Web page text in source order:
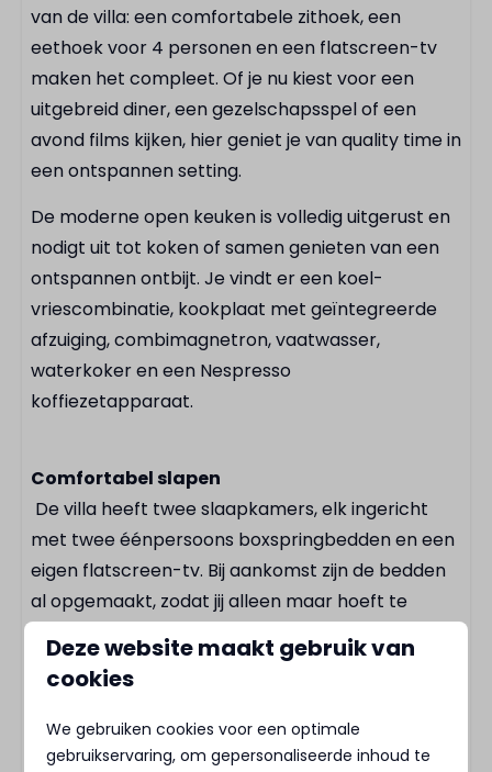
Buiten
Parasol
Buitenterras
Faciliteiten
Speeltuin
Restaurant
Fietsverhuur
E-chopper verhuur
van de villa: een comfortabele zithoek, een
eethoek voor 4 personen en een flatscreen-tv
maken het compleet. Of je nu kiest voor een
uitgebreid diner, een gezelschapsspel of een
avond films kijken, hier geniet je van quality time in
een ontspannen setting.
De moderne open keuken is volledig uitgerust en
nodigt uit tot koken of samen genieten van een
ontspannen ontbijt. Je vindt er een koel-
vriescombinatie, kookplaat met geïntegreerde
afzuiging, combimagnetron, vaatwasser,
waterkoker en een Nespresso
koffiezetapparaat.
Comfortabel slapen
De villa heeft twee slaapkamers, elk ingericht
met twee éénpersoons boxspringbedden en een
eigen flatscreen-tv. Bij aankomst zijn de bedden
al opgemaakt, zodat jij alleen maar hoeft te
genieten. De luxe badkamer beschikt over een
dubbele wastafel, een regendouche en een
toilet.
Deze website maakt gebruik van
cookies
We gebruiken cookies voor een optimale
gebruikservaring, om gepersonaliseerde inhoud te